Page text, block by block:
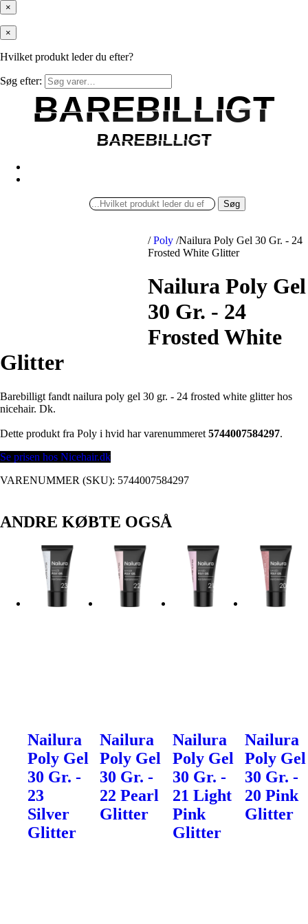
×
×
Hvilket produkt leder du efter?
Søg efter:
BAREBILLIGT
BAREBILLIGT
BAREBILLIGT
BAREBILLIGT
Søg
/ Poly /Nailura Poly Gel 30 Gr. - 24
Frosted White Glitter
Nailura Poly Gel
30 Gr. - 24
Frosted White
Glitter
Barebilligt fandt nailura poly gel 30 gr. - 24 frosted white glitter hos
nicehair. Dk.
Dette produkt fra Poly i hvid har varenummeret 5744007584297.
Se prisen hos Nicehair.dk
VARENUMMER (SKU): 5744007584297
ANDRE KØBTE OGSÅ
Nailura
Poly Gel
30 Gr. -
23
Silver
Glitter
Nailura
Poly Gel
30 Gr. -
22 Pearl
Glitter
Nailura
Poly Gel
30 Gr. -
21 Light
Pink
Glitter
Nailura
Poly Gel
30 Gr. -
20 Pink
Glitter